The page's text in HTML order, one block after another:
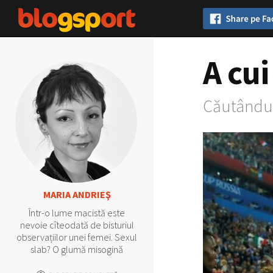
MARIA ANDRIEŞ
Într-o lume macistă este
nevoie cîteodată de bisturiul
observațiilor unei femei. Sexul
slab? O glumă misogină
A